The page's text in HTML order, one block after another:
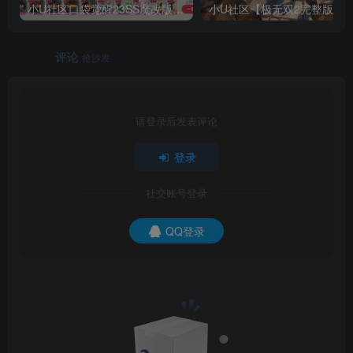
小U社区口袋觉醒23SS魔改版服务端横版卡牌手游+Linux手工服务端+GM授权后台+搭建视频
评论 抢沙发
请登录后发表评论
登录
社交账号登录
QQ登录